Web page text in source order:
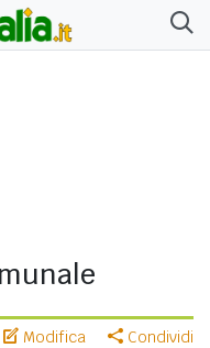
Modifica Condividi